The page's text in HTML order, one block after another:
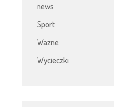
news
Sport
Ważne
Wycieczki